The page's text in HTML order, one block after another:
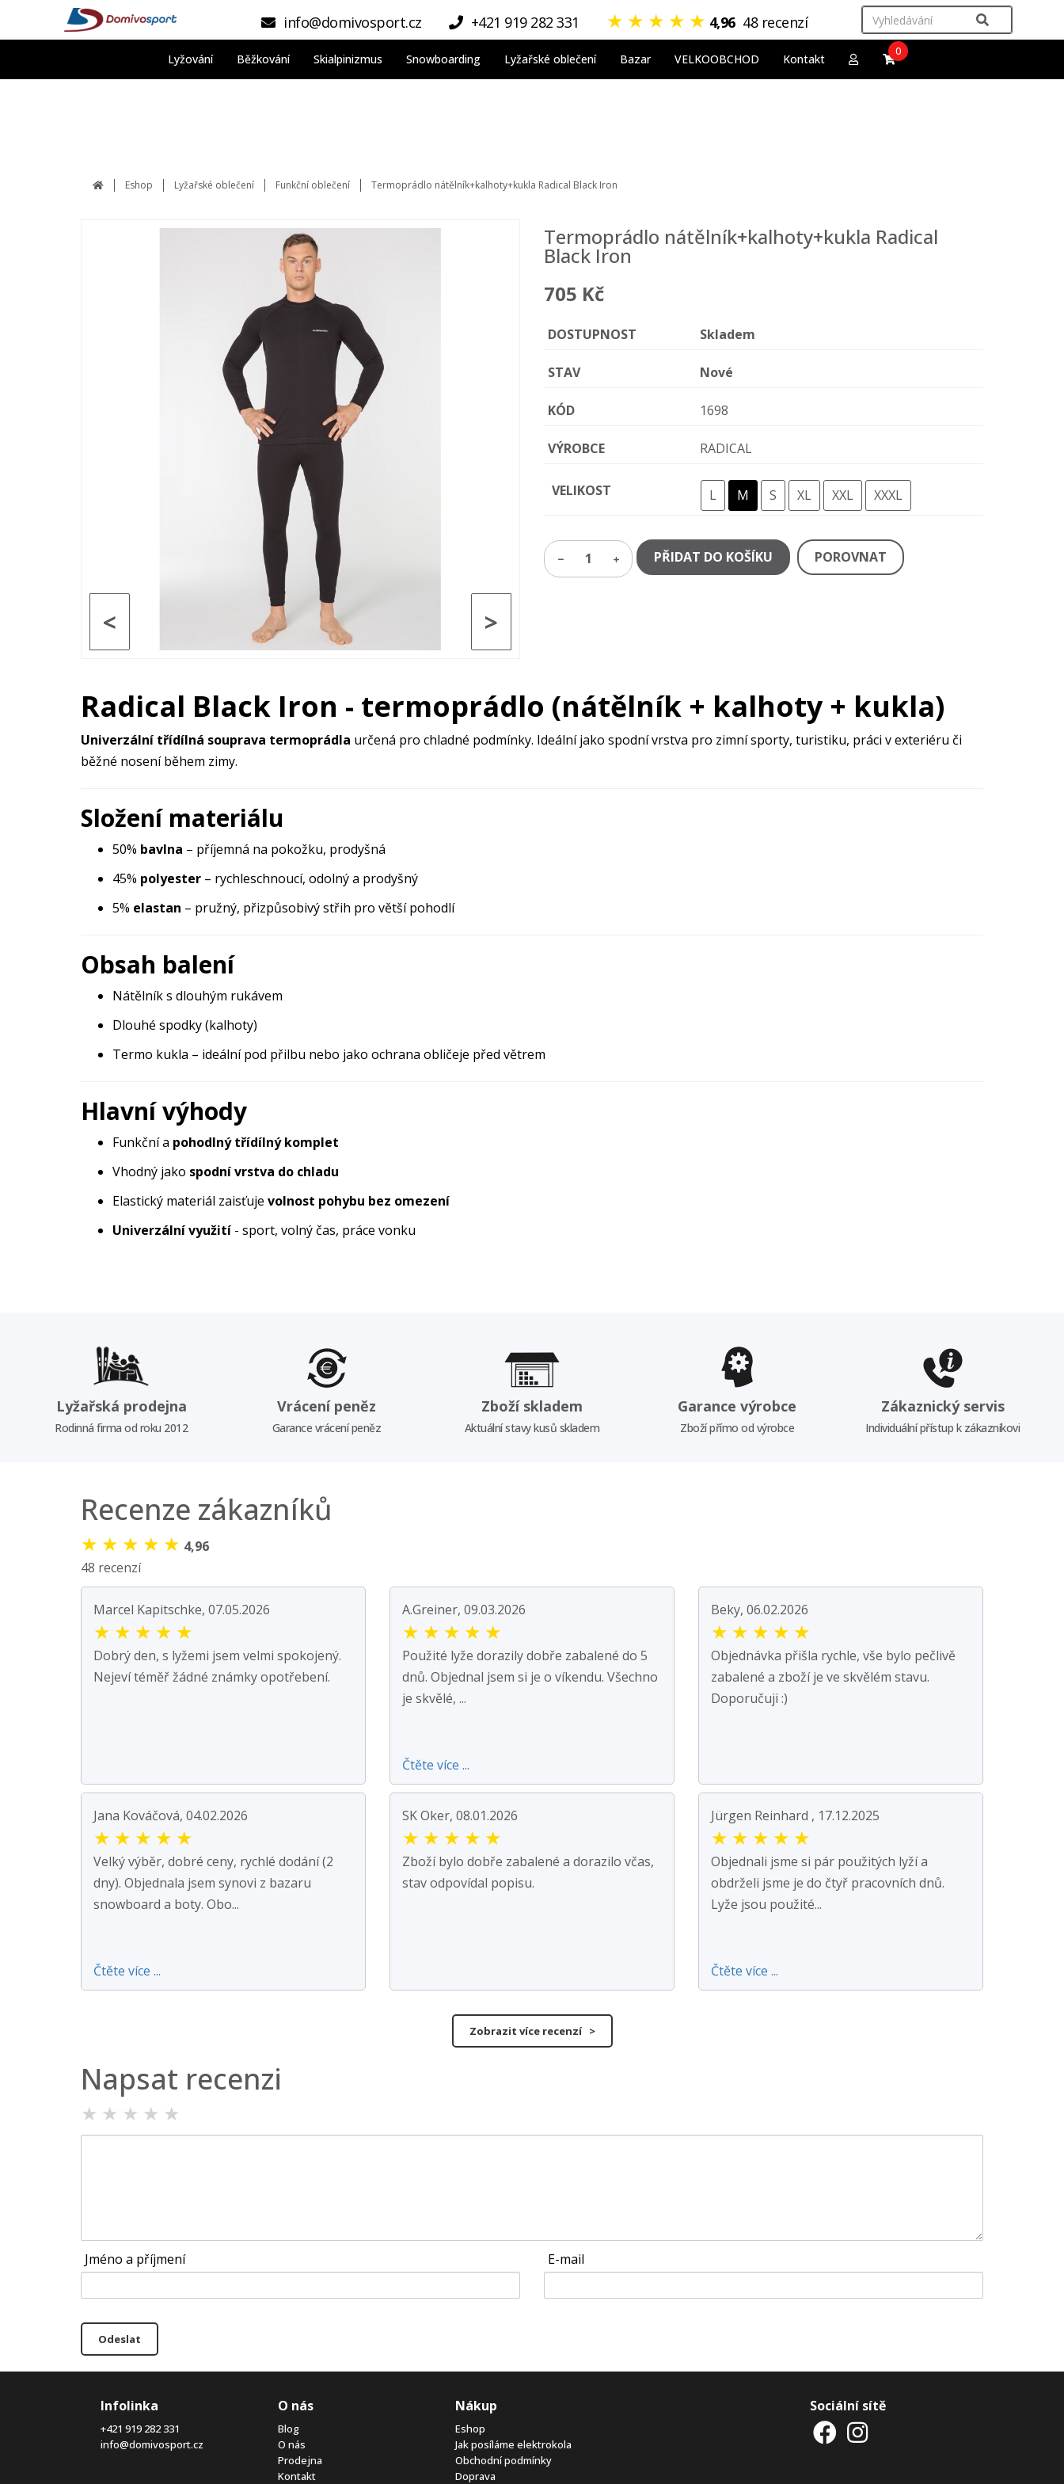
info@domivosport.cz +421 919 282 331 ★ ★ ★ ★ ★ 4,96 48 recenzí
Lyžování Běžkování Skialpinizmus Snowboarding Lyžařské oblečení Bazar VELKOOBCHOD Kontakt
0
Eshop Lyžařské oblečení Funkční oblečení Termoprádlo nátělník+kalhoty+kukla Radical Black Iron
>
<
Termoprádlo nátělník+kalhoty+kukla Radical
Black Iron
705 Kč
DOSTUPNOST Skladem
STAV Nové
KÓD 1698
VÝROBCE RADICAL
VELIKOST L M S XL XXL XXXL
1 PŘIDAT DO KOŠÍKU POROVNAT
Radical Black Iron - termoprádlo (nátělník + kalhoty + kukla)
Univerzální třídílná souprava termoprádla určená pro chladné podmínky. Ideální jako spodní vrstva pro zimní sporty, turistiku, práci v exteriéru či
běžné nosení během zimy.
Složení materiálu
50% bavlna – příjemná na pokožku, prodyšná
45% polyester – rychleschnoucí, odolný a prodyšný
5% elastan – pružný, přizpůsobivý střih pro větší pohodlí
Obsah balení
Nátělník s dlouhým rukávem
Dlouhé spodky (kalhoty)
Termo kukla – ideální pod přilbu nebo jako ochrana obličeje před větrem
Hlavní výhody
Funkční a pohodlný třídílný komplet
Vhodný jako spodní vrstva do chladu
Elastický materiál zaisťuje volnost pohybu bez omezení
Univerzální využití - sport, volný čas, práce vonku
Lyžařská prodejna
Rodinná firma od roku 2012
Vrácení peněz
Garance vrácení peněz
Zboží skladem
Aktuální stavy kusů skladem
Garance výrobce
Zboží přímo od výrobce
Zákaznický servis
Individuální přístup k zákazníkovi
Recenze zákazníků
★ ★ ★ ★ ★ 4,96
48 recenzí
Marcel Kapitschke, 07.05.2026
★ ★ ★ ★ ★
Dobrý den, s lyžemi jsem velmi spokojený.
Nejeví téměř žádné známky opotřebení.
A.Greiner, 09.03.2026
★ ★ ★ ★ ★
Použité lyže dorazily dobře zabalené do 5
dnů. Objednal jsem si je o víkendu. Všechno
je skvělé, ...
Čtěte více ...
Beky, 06.02.2026
★ ★ ★ ★ ★
Objednávka přišla rychle, vše bylo pečlivě
zabalené a zboží je ve skvělém stavu.
Doporučuji :)
Jana Kováčová, 04.02.2026
★ ★ ★ ★ ★
Velký výběr, dobré ceny, rychlé dodání (2
dny). Objednala jsem synovi z bazaru
snowboard a boty. Obo...
Čtěte více ...
SK Oker, 08.01.2026
★ ★ ★ ★ ★
Zboží bylo dobře zabalené a dorazilo včas,
stav odpovídal popisu.
Jürgen Reinhard , 17.12.2025
★ ★ ★ ★ ★
Objednali jsme si pár použitých lyží a
obdrželi jsme je do čtyř pracovních dnů.
Lyže jsou použité...
Čtěte více ...
Zobrazit více recenzí >
Napsat recenzi
★ ★ ★ ★ ★
Jméno a příjmení E-mail
Odeslat
Infolinka
+421 919 282 331
info@domivosport.cz
O nás
Blog
O nás
Prodejna
Kontakt
Nákup
Eshop
Jak posíláme elektrokola
Obchodní podmínky
Doprava
Sociální sítě